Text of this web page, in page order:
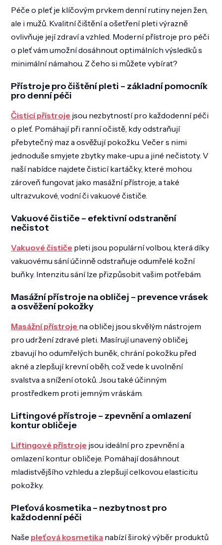
í
p
v
k
v
p
u
í
Péče o pleť je klíčovým prvkem denní rutiny nejen žen,
ale i mužů. Kvalitní čištění a ošetření pleti výrazně
ovlivňuje její zdraví a vzhled. Moderní přístroje pro péči
o pleť vám umožní dosáhnout optimálních výsledků s
minimální námahou. Z čeho si můžete vybírat?
Přístroje pro čištění pleti – základní pomocník
pro denní péči
Čisticí přístroje jsou nezbytností pro každodenní péči
o pleť. Pomáhají při ranní očistě, kdy odstraňují
přebytečný maz a osvěžují pokožku. Večer s nimi
jednoduše smyjete zbytky make-upu a jiné nečistoty. V
naší nabídce najdete čisticí kartáčky, které mohou
zároveň fungovat jako masážní přístroje, a také
ultrazvukové, vodní či vakuové čističe.
Vakuové čističe – efektivní odstranění
nečistot
Vakuové čističe pleti jsou populární volbou, která díky
vakuovému sání účinně odstraňuje odumřelé kožní
buňky. Intenzitu sání lze přizpůsobit vašim potřebám.
Masážní přístroje na obličej – prevence vrásek
a osvěžení pokožky
Masážní přístroje na obličej jsou skvělým nástrojem
pro udržení zdravé pleti. Masírují unavený obličej,
zbavují ho odumřelých buněk, chrání pokožku před
akné a zlepšují krevní oběh, což vede k uvolnění
svalstva a snížení otoků. Jsou také účinným
prostředkem proti jemným vráskám.
Liftingové přístroje – zpevnění a omlazení
kontur obličeje
Liftingové přístroje jsou ideální pro zpevnění a
omlazení kontur obličeje. Pomáhají dosáhnout
mladistvějšího vzhledu a zlepšují celkovou elasticitu
pokožky.
Pleťová kosmetika – nezbytnost pro
každodenní péči
Naše pleťová kosmetika nabízí široký výběr produktů